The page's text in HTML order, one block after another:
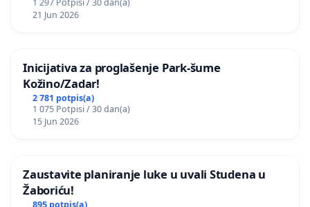
1 297 Potpisi / 30 dan(a)
21 Jun 2026
Inicijativa za proglašenje Park-šume
Kožino/Zadar!
2 781 potpis(a)
1 075 Potpisi / 30 dan(a)
15 Jun 2026
Zaustavite planiranje luke u uvali Studena u
Žaboriću!
895 potpis(a)